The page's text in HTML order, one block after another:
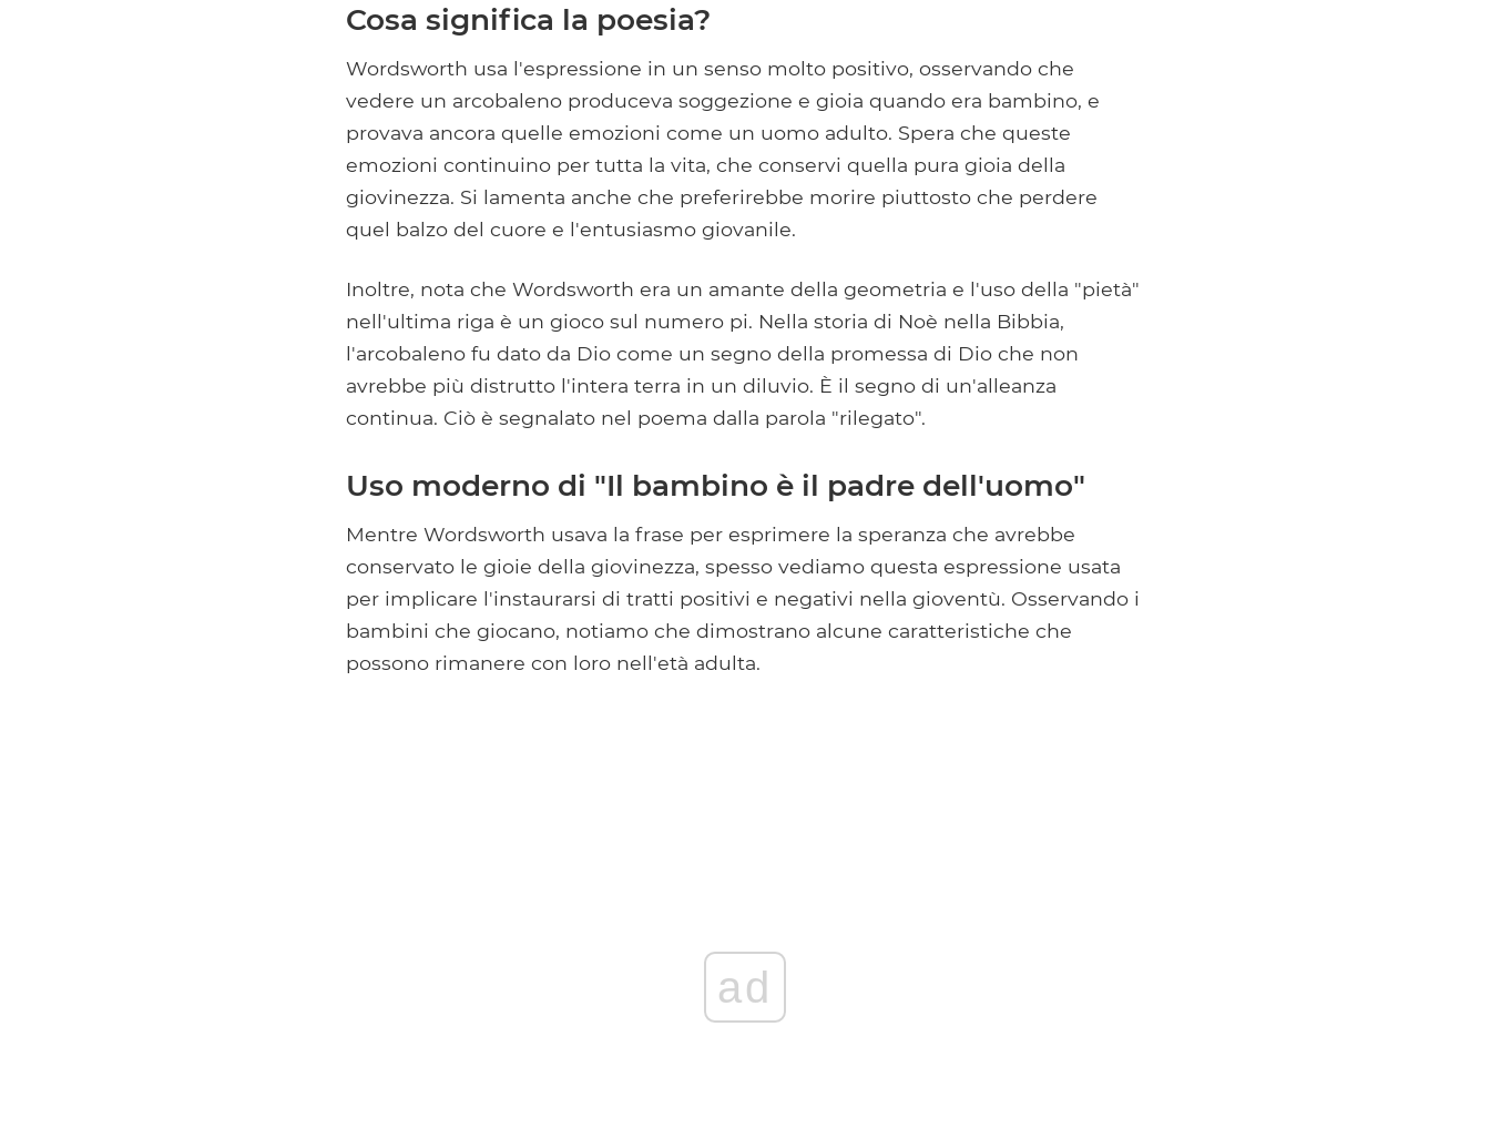
Cosa significa la poesia?
Wordsworth usa l'espressione in un senso molto positivo, osservando che
vedere un arcobaleno produceva soggezione e gioia quando era bambino, e
provava ancora quelle emozioni come un uomo adulto. Spera che queste
emozioni continuino per tutta la vita, che conservi quella pura gioia della
giovinezza. Si lamenta anche che preferirebbe morire piuttosto che perdere
quel balzo del cuore e l'entusiasmo giovanile.
Inoltre, nota che Wordsworth era un amante della geometria e l'uso della "pietà"
nell'ultima riga è un gioco sul numero pi. Nella storia di Noè nella Bibbia,
l'arcobaleno fu dato da Dio come un segno della promessa di Dio che non
avrebbe più distrutto l'intera terra in un diluvio. È il segno di un'alleanza
continua. Ciò è segnalato nel poema dalla parola "rilegato".
Uso moderno di "Il bambino è il padre dell'uomo"
Mentre Wordsworth usava la frase per esprimere la speranza che avrebbe
conservato le gioie della giovinezza, spesso vediamo questa espressione usata
per implicare l'instaurarsi di tratti positivi e negativi nella gioventù. Osservando i
bambini che giocano, notiamo che dimostrano alcune caratteristiche che
possono rimanere con loro nell'età adulta.
ad